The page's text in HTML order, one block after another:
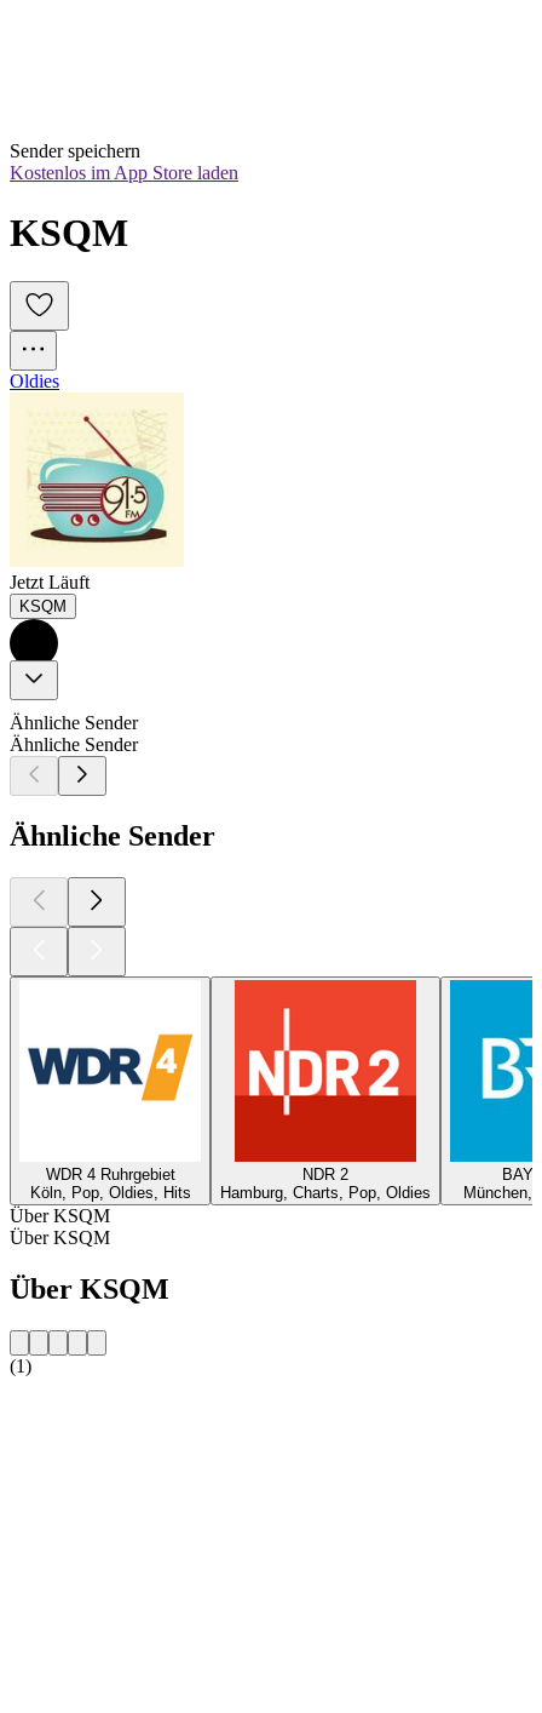
Sender speichern
Kostenlos im App Store laden
KSQM
Oldies
Jetzt Läuft
KSQM
Ähnliche Sender
Ähnliche Sender
Ähnliche Sender
WDR 4 Ruhrgebiet
Köln, Pop, Oldies, Hits
NDR 2
Hamburg, Charts, Pop, Oldies
München,
Über KSQM
Über KSQM
Über KSQM
(1)